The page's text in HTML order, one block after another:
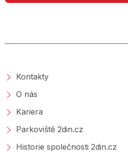
Kontakty
O nás
Kariera
Parkoviště 2din.cz
Historie společnosti 2din.cz